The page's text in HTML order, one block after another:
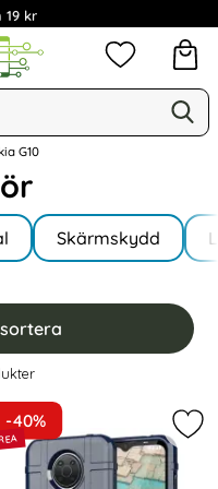
19 kr
Mina
G10
Skärmskydd
G10 / G20 Fodral
-40%